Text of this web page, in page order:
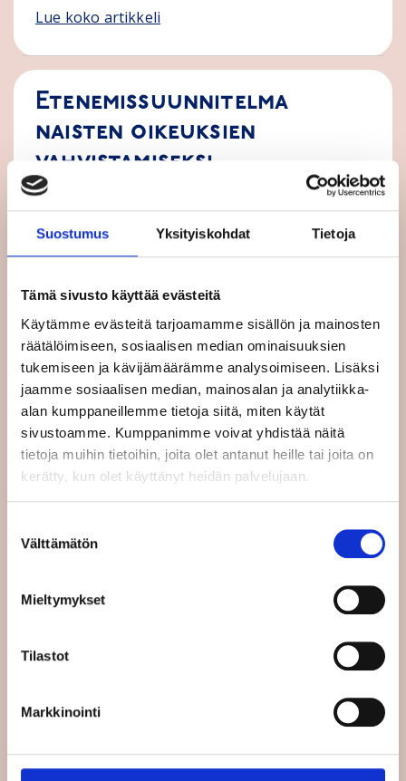
Suostumus Yksityiskohdat Tietoja
Tämä sivusto käyttää evästeitä
Käytämme evästeitä tarjoamamme sisällön ja mainosten
räätälöimiseen, sosiaalisen median ominaisuuksien
tukemiseen ja kävijämäärämme analysoimiseen. Lisäksi
jaamme sosiaalisen median, mainosalan ja analytiikka-
alan kumppaneillemme tietoja siitä, miten käytät
sivustoamme. Kumppanimme voivat yhdistää näitä
tietoja muihin tietoihin, joita olet antanut heille tai joita on
kerätty, kun olet käyttänyt heidän palvelujaan.
valinta
Välttämätön
Mieltymykset
Tilastot
Markkinointi
Lue koko artikkeli
Etenemissuunnitelma
naisten oikeuksien
vahvistamiseksi
Euroopan komissio esitteli 7.3. naisten
oikeuksia koskevan etenemissuunnitelmansa ja
kertomuksen. Uusi suunnitelma toimii …
Lue koko artikkeli
Osaava Eurooppa on
kilpailukykyisempi
7.3.2025 UUTISET
komission sadan ensimmäisen päivän aikana …
Tekoäly
Tekoälystä tehokas ja vastuullinen työkaveri
Muutosten mukana tulee niin mahdollisuuksia